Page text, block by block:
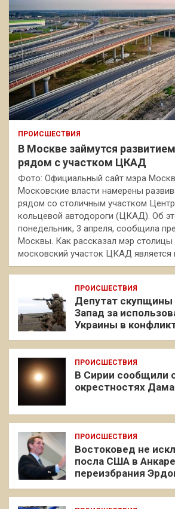
ПРОИСШЕСТВИЯ
В Москве займутся
рядом с участком ЦКАД
Фото: Официальный сайт мэра
Московские власти намерены
рядом со столичным участком
кольцевой автодороги (ЦКАД). Об
понедельник, 3 апреля, сообщила
Москвы. Как рассказал мэр столицы
московский участок ЦКАД является
ПРОИСШЕСТВИЯ
Депутат скупщины
Запад за
Украины в
ПРОИСШЕСТВИЯ
В Сирии сообщили
окрестностях
ПРОИСШЕСТВИЯ
Востоковед не
посла США в
переизбрания